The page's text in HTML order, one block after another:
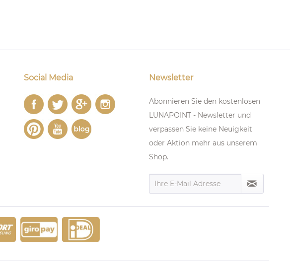
Social Media Newsletter
Abonnieren Sie den kostenlosen
LUNAPOINT - Newsletter und
verpassen Sie keine Neuigkeit
oder Aktion mehr aus unserem
Shop.